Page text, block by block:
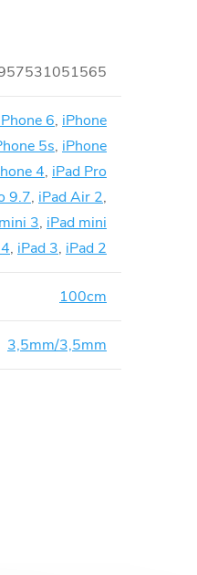
6, iPhone
5s, iPhone
4, iPad Pro
9.7, iPad Air 2,
3, iPad mini
, iPad 3, iPad 2
100cm
3,5mm/3,5mm